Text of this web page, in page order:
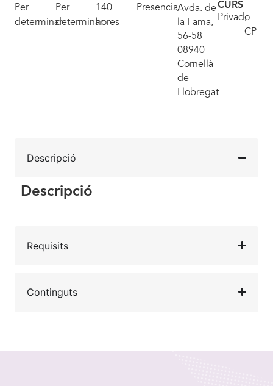
Per
determinar
Per
determinar
140
hores
PresencialAvda. de
la Fama,
56-58
08940
Cornellà
de
Llobregat
CURS
Privado
,
CP
Descripció
Descripció
Requisits
Continguts